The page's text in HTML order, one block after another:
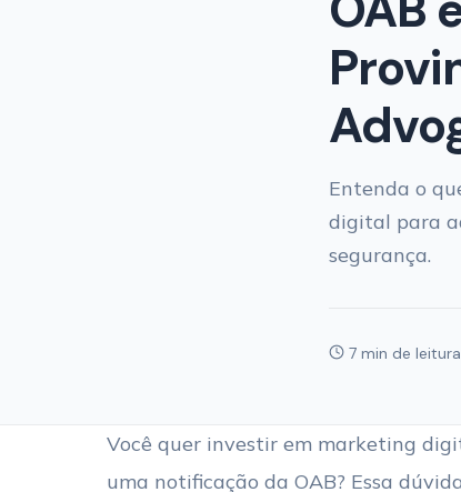
Entenda o
digital para
segurança.
7 min de leitura
Você quer investir em marketing
uma notificação da OAB? Essa